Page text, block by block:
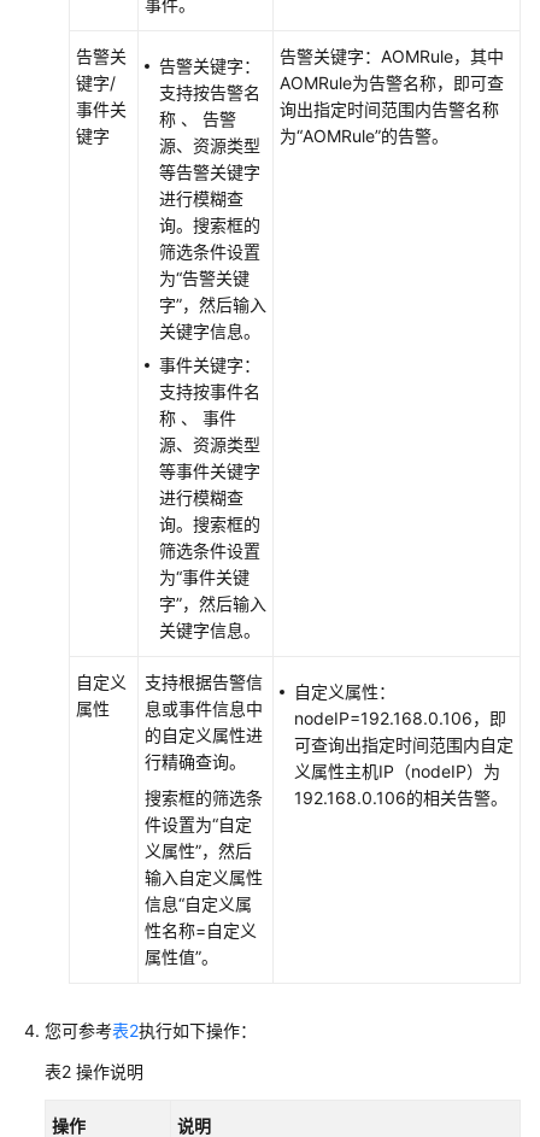
（1.0）
（吉
隆
坡
快
速
的
限
事件。
告警关
键字/
事件关
键字
告警关键字：
支持按告警名
称 、 告警
源、资源类型
等告警关键字
进行模糊查
询。搜索框的
筛选条件设置
为“告警关键
字”，然后输入
关键字信息。
事件关键字：
支持按事件名
称 、 事件
源、资源类型
等事件关键字
进行模糊查
询。搜索框的
筛选条件设置
为“事件关键
字”，然后输入
关键字信息。
告警关键字：AOMRule，其中
AOMRule为告警名称，即可查
询出指定时间范围内告警名称
为“AOMRule”的告警。
自定义
属性
支持根据告警信
息或事件信息中
的自定义属性进
行精确查询。
搜索框的筛选条
件设置为“自定
义属性”，然后
输入自定义属性
信息“自定义属
性名称=自定义
属性值”。
自定义属性：
nodeIP=192.168.0.106，即
可查询出指定时间范围内自定
义属性主机IP（nodeIP）为
192.168.0.106的相关告警。
您可参考表2执行如下操作：
表2 操作说明
操作 说明